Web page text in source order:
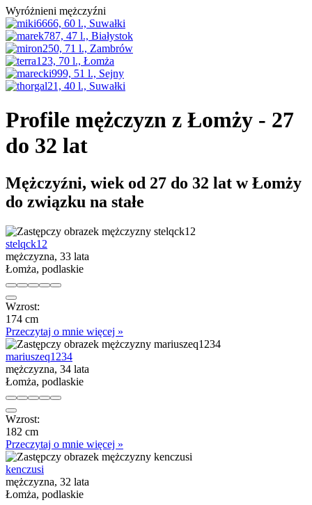
Wyróżnieni mężczyźni
Profile mężczyzn z Łomży - 27
do 32 lat
Mężczyźni, wiek od 27 do 32 lat w Łomży
do związku na stałe
stelqck12
mężczyzna, 33 lata
Łomża, podlaskie
Wzrost:
174 cm
Przeczytaj o mnie więcej »
mariuszeq1234
mężczyzna, 34 lata
Łomża, podlaskie
Wzrost:
182 cm
Przeczytaj o mnie więcej »
kenczusi
mężczyzna, 32 lata
Łomża, podlaskie